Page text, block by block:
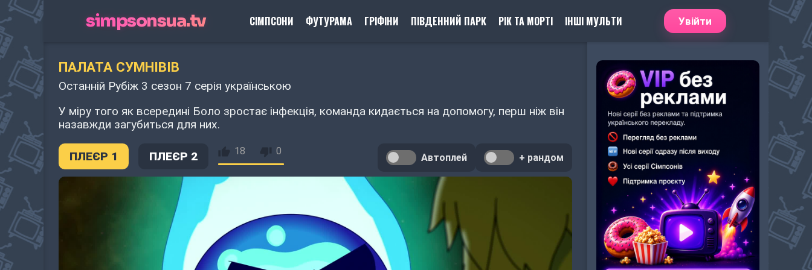
simpsonsua.tv СІМПСОНИ ФУТУРАМА ГРІФІНИ ПІВДЕННИЙ ПАРК РІК ТА МОРТІ ІНШІ МУЛЬТИ Увійти
ПАЛАТА СУМНІВІВ
Останній Рубіж 3 сезон 7 серія українською
У міру того як всередині Боло зростає інфекція, команда кидається на допомогу, перш ніж він
назавжди загубиться для них.
ПЛЕЄР 1 ПЛЕЄР 2 18 0
Автоплей + рандом